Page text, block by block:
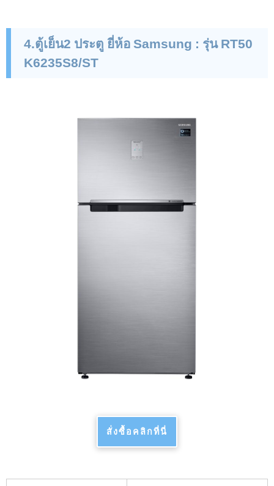
4.ตู้เย็น2 ประตู ยี่ห้อ Samsung : รุ่น RT50
K6235S8/ST
สั่งซื้อคลิกที่นี่